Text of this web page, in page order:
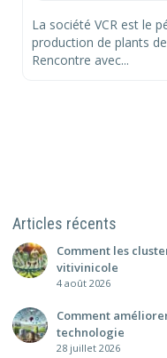
La société VCR est le
production de plants
Rencontre avec...
Articles récents
Comment les
vitivinicole
4 août 2026
Comment
technologie
28 juillet 2026